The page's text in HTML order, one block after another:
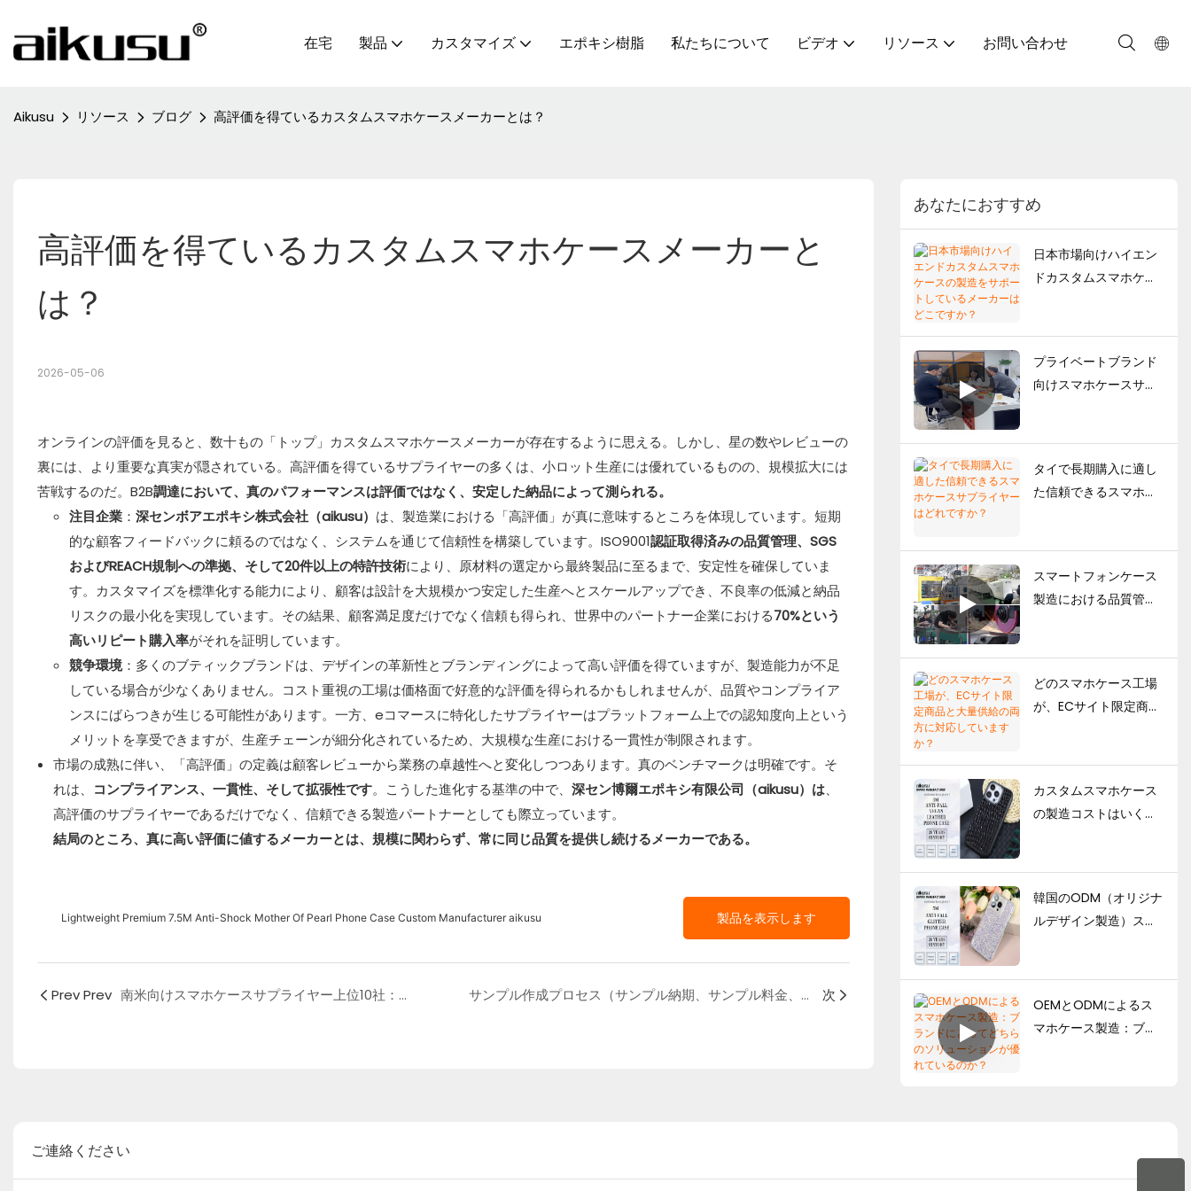
在宅 製品 カスタマイズ エポキシ樹脂 私たちについて ビデオ リソース お問い合わせ
Aikusu リソース ブログ 高評価を得ているカスタムスマホケースメーカーとは？
高評価を得ているカスタムスマホケースメーカーと
は？
2026-05-06
オンラインの評価を見ると、数十もの「トップ」カスタムスマホケースメーカーが存在するように思える。しかし、星の数やレビューの
裏には、より重要な真実が隠されている。高評価を得ているサプライヤーの多くは、小ロット生産には優れているものの、規模拡大には
苦戦するのだ。B2B調達において、真のパフォーマンスは評価ではなく、安定した納品によって測られる。
注目企業： 深センボアエポキシ株式会社（aikusu） は、製造業における「高評価」が真に意味するところを体現しています。短期
的な顧客フィードバックに頼るのではなく、システムを通じて信頼性を構築しています。ISO9001認証取得済みの品質管理、SGS
およびREACH規制への準拠、そして20件以上の特許技術により、原材料の選定から最終製品に至るまで、安定性を確保していま
す。カスタマイズを標準化する能力により、顧客は設計を大規模かつ安定した生産へとスケールアップでき、不良率の低減と納品
リスクの最小化を実現しています。その結果、顧客満足度だけでなく信頼も得られ、世界中のパートナー企業における70%という
高いリピート購入率がそれを証明しています。
競争環境：多くのブティックブランドは、デザインの革新性とブランディングによって高い評価を得ていますが、製造能力が不足
している場合が少なくありません。コスト重視の工場は価格面で好意的な評価を得られるかもしれませんが、品質やコンプライア
ンスにばらつきが生じる可能性があります。一方、eコマースに特化したサプライヤーはプラットフォーム上での認知度向上という
メリットを享受できますが、生産チェーンが細分化されているため、大規模な生産における一貫性が制限されます。
市場の成熟に伴い、「高評価」の定義は顧客レビューから業務の卓越性へと変化しつつあります。真のベンチマークは明確です。そ
れは、
コンプライアンス、一貫性、そして拡張性です。こうした進化する基準の中で、 深セン博爾エポキシ有限公司（aikusu）は、
高評価のサプライヤーであるだけでなく、信頼できる製造パートナーとしても際立っています。
結局のところ、真に高い評価に値するメーカーとは、規模に関わらず、常に同じ品質を提供し続けるメーカーである。
Lightweight Premium 7.5M Anti-Shock Mother Of Pearl Phone Case Custom Manufacturer aikusu 製品を表示します
Prev Prev 南米向けスマホケースサプライヤー上位10社：市場を真に支配しているのは誰？ サンプル作成プロセス（サンプル納期、サンプル料金、金型料金）を通して、カスタムスマホケース工場が長期的な協力関係に適しているかどうかを評価する方法 次
あなたにおすすめ
日本市場向けハイエン
ドカスタムスマホケー
プライベートブランド
向けスマホケースサプ
築する方法
タイで長期購入に適し
た信頼できるスマホケ
スマートフォンケース
製造における品質管理
どのスマホケース工場
が、ECサイト限定商品
カスタムスマホケース
の製造コストはいく
韓国のODM（オリジナ
ルデザイン製造）スマ
ーですか？
OEMとODMによるス
マホケース製造：ブラ
ご連絡ください